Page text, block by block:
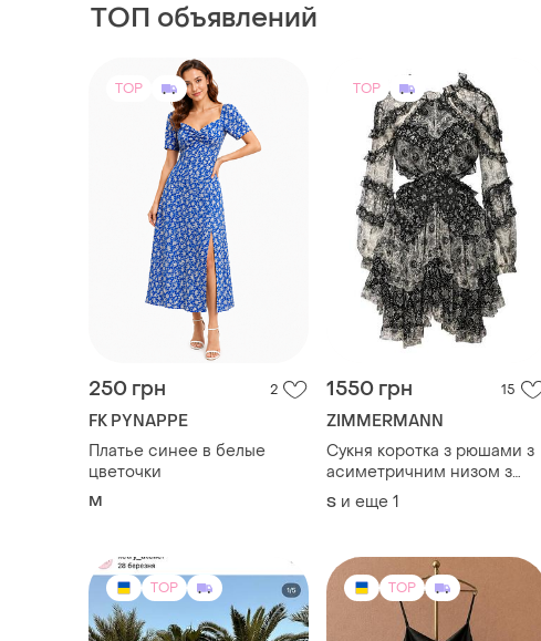
ТОП объявлений
TOP
250 грн 2
FK PYNAPPE
Платье синее в белые
цветочки
M
TOP
1550 грн 15
ZIMMERMANN
Сукня коротка з рюшами з
асиметричним низом з
відкритою спиною
zimmerman
S и еще 1
TOP TOP